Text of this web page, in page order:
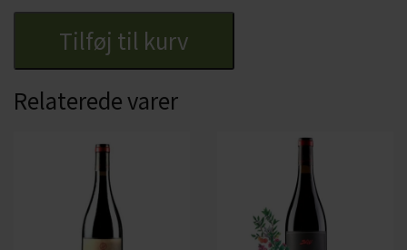
Grenache og har lyst til at prøve et virkelig spændende
alternativ til klassiske Rhône-vine, så kan vi varmt anbefale
Furvus - eller "storebroderen" til Furvus,
Vintage 2023: Guía Peñín 92 points
Vintage 2022: Guía Peñín 90 points
Duft- og smagsnoter:
Tilføj til kurv
Relaterede varer